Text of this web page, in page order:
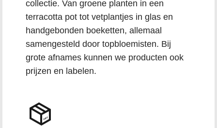
collectie. Van groene planten in een
terracotta pot tot vetplantjes in glas en
handgebonden boeketten, allemaal
samengesteld door topbloemisten. Bij
grote afnames kunnen we producten ook
prijzen en labelen.